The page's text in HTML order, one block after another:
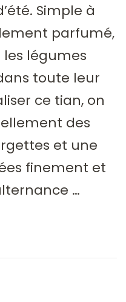
Simple à
parfumé,
légumes
toute leur
ce tian, on
des
et une
finement et
…